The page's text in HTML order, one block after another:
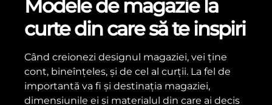
Modele de magazie la
curte din care să te inspiri
Când creionezi designul magaziei, vei ține
cont, bineînțeles, și de cel al curții. La fel de
importantă va fi și destinația magaziei,
dimensiunile ei și materialul din care ai decis